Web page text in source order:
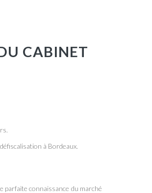
à Bordeaux.
parfaite connaissance du marché